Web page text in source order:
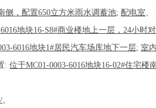
侧，配置650立方米雨水调蓄池; 配电室、
地块16-S8#商业楼地上一层，24小时
6016地块1#居民汽车场库地下一层; 室
: 位于MC01-0003-6016地块16-02#住宅楼
/。